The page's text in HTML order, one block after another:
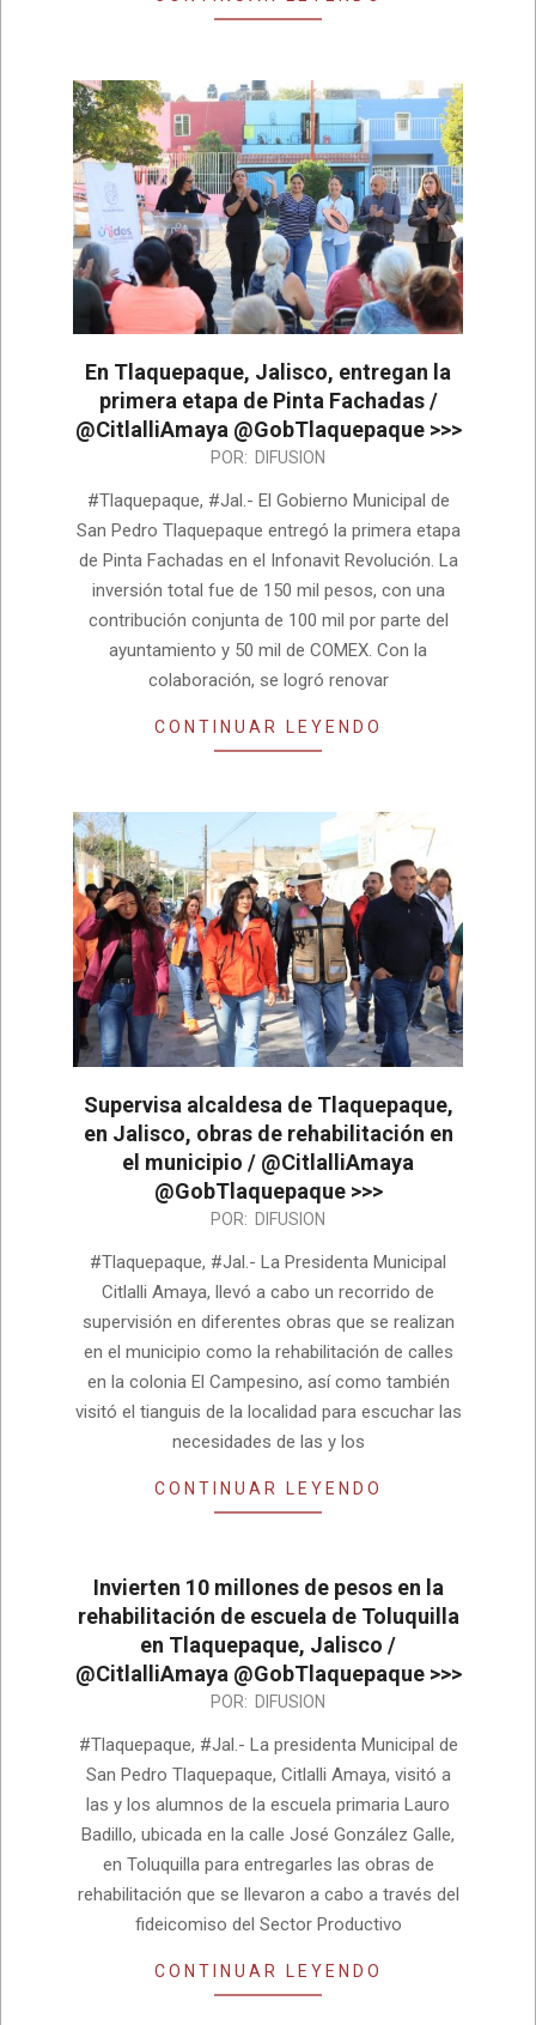
En Tlaquepaque, Jalisco, entregan la
primera etapa de Pinta Fachadas /
@CitlalliAmaya @GobTlaquepaque >>>
POR: DIFUSION
#Tlaquepaque, #Jal.- El Gobierno Municipal de
San Pedro Tlaquepaque entregó la primera etapa
de Pinta Fachadas en el Infonavit Revolución. La
inversión total fue de 150 mil pesos, con una
contribución conjunta de 100 mil por parte del
ayuntamiento y 50 mil de COMEX. Con la
colaboración, se logró renovar
CONTINUAR LEYENDO
Supervisa alcaldesa de Tlaquepaque,
en Jalisco, obras de rehabilitación en
el municipio / @CitlalliAmaya
@GobTlaquepaque >>>
POR: DIFUSION
#Tlaquepaque, #Jal.- La Presidenta Municipal
Citlalli Amaya, llevó a cabo un recorrido de
supervisión en diferentes obras que se realizan
en el municipio como la rehabilitación de calles
en la colonia El Campesino, así como también
visitó el tianguis de la localidad para escuchar las
necesidades de las y los
CONTINUAR LEYENDO
Invierten 10 millones de pesos en la
rehabilitación de escuela de Toluquilla
en Tlaquepaque, Jalisco /
@CitlalliAmaya @GobTlaquepaque >>>
POR: DIFUSION
#Tlaquepaque, #Jal.- La presidenta Municipal de
San Pedro Tlaquepaque, Citlalli Amaya, visitó a
las y los alumnos de la escuela primaria Lauro
Badillo, ubicada en la calle José González Galle,
en Toluquilla para entregarles las obras de
rehabilitación que se llevaron a cabo a través del
fideicomiso del Sector Productivo
CONTINUAR LEYENDO